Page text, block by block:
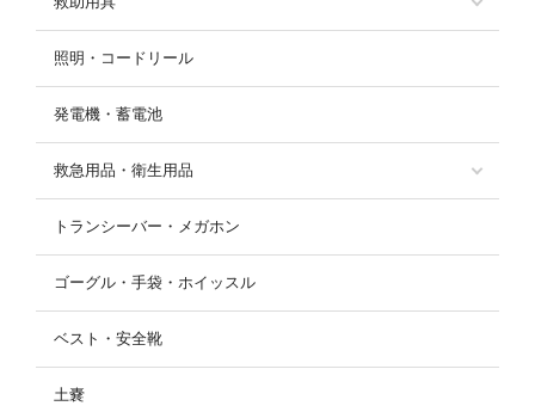
照明・コードリール
発電機・蓄電池
救急用品・衛生用品
トランシーバー・メガホン
ゴーグル・手袋・ホイッスル
ベスト・安全靴
土嚢